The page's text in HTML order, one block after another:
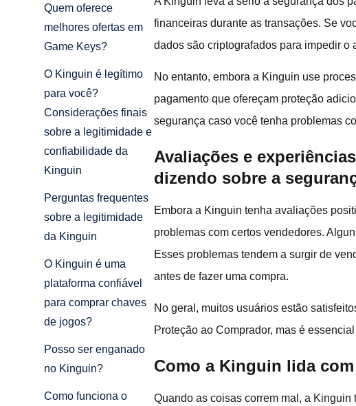
Quem oferece
melhores ofertas em
Game Keys?
O Kinguin é legítimo
para você?
Considerações finais
sobre a legitimidade e
confiabilidade da
Kinguin
Perguntas frequentes
sobre a legitimidade
da Kinguin
O Kinguin é uma
plataforma confiável
para comprar chaves
de jogos?
Posso ser enganado
no Kinguin?
Como funciona o
financeiras durante as transações. Se
dados são criptografados para impedir o
No entanto, embora a Kinguin use
pagamento que ofereçam proteção
segurança caso você tenha problemas
Avaliações e
dizendo sobre a
Embora a Kinguin tenha avaliações
problemas com certos vendedores.
Esses problemas tendem a surgir de
antes de fazer uma compra.
No geral, muitos usuários estão
Proteção ao Comprador, mas é
Como a Kinguin lida
Quando as coisas correm mal, a